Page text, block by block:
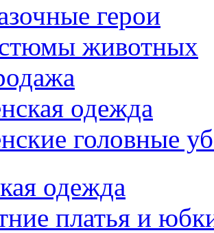
герои
животных
одежда
головные
одежда
платья и